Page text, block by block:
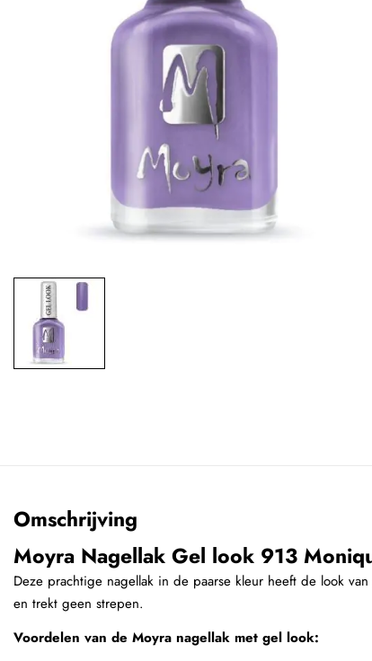
Omschrijving
Moyra Nagellak Gel look 913
Deze prachtige nagellak in de paarse kleur heeft de look
en trekt geen strepen.
Voordelen van de Moyra nagellak met gel look: